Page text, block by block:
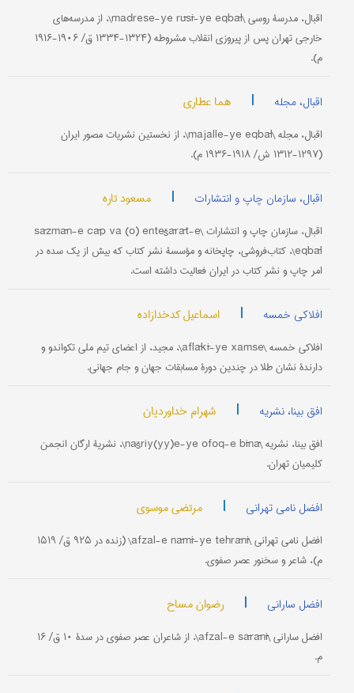
اقبال، مدرسۀ روسی \madrese-ye rūsī-ye eqbāl\، از مدرسه‌های
خارجی تهران پس از پیروزی انقلاب مشروطه (۱۳۲۴-۱۳۳۴ ق/ ۱۹۰۶-۱۹۱۶
م).
اقبال، مجله | هما عطاری
اقبال، مجله \majalle-ye eqbāl\، از نخستین نشریات مصور ایران
(۱۲۹۷-۱۳۱۲ ش/ ۱۹۱۸-۱۹۳۶ م).
اقبال، سازمان چاپ و انتشارات | مسعود تاره
اقبال، سازمان چاپ و انتشارات \sāzmān-e čāp va (o) entešārāt-e
eqbāl\، کتاب‌فروشی، چاپخانه و مؤسسۀ نشر کتاب که بیش از یک سده در
امر چاپ و نشر کتاب در ایران فعالیت داشته است.
افلاکی خمسه | اسماعیل کدخدازاده
افلاکی خمسه \aflākī-ye xamse\، مجید، از اعضای تیم ملی تکواندو و
دارندۀ نشان طلا در چندین دورۀ مسابقات جهان و جام جهانی.
افق بینا، نشریه | شهرام خداوردیان
افق بینا، نشریه \našriy(yy)e-ye ofoq-e bīnā\، نشریۀ ارگان انجمن
کلیمیان تهران.
افضل نامی تهرانی | مرتضی موسوی
افضل نامی تهرانی \afzal-e nāmī-ye tehrānī\ (زنده در ۹۲۵ ق/ ۱۵۱۹
م)، شاعر و سخنور عصر صفوی.
افضل سارانی | رضوان مساح
افضل سارانی \afzal-e sārānī\، از شاعران عصر صفوی در سدۀ ۱۰ ق/ ۱۶
م.